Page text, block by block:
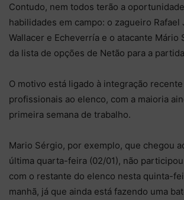
Contudo, nem todos terão a
habilidades em campo: o zagueiro Rafael
Wallacer e Echeverría e o atacante Mário
da lista de opções de Netão para a
O motivo está ligado à integração
profissionais ao elenco, com a maioria
primeira semana de trabalho.
Mario Sérgio, por exemplo, que chegou
última quarta-feira (02/01), não
com o restante do elenco nesta quinta-
manhã, já que ainda está fazendo uma